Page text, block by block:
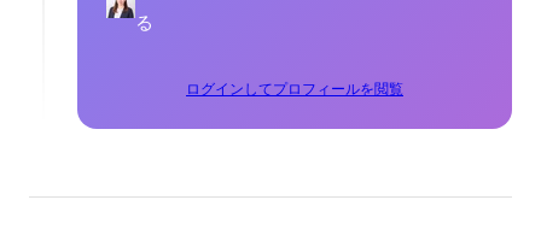
る
ログインしてプロフィールを閲覧